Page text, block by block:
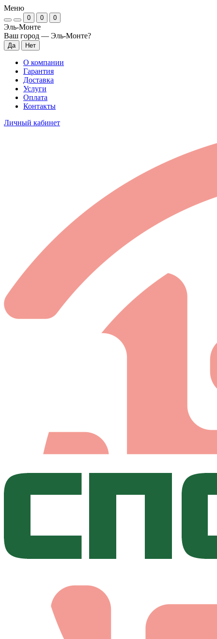
Меню
0 0 0
Эль-Монте
Ваш город — Эль-Монте?
О компании
Гарантия
Доставка
Услуги
Оплата
Контакты
Личный кабинет